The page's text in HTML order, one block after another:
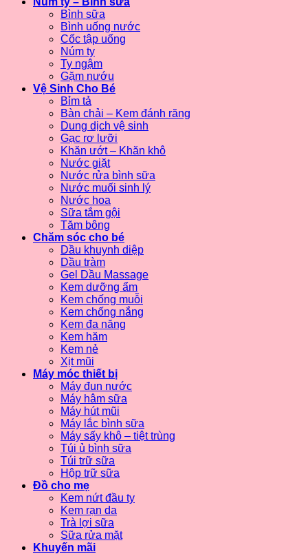
Bình sữa
Bình uống nước
Cốc tập uống
Núm ty
Ty ngậm
Gặm nướu
Vệ Sinh Cho Bé
Bỉm tả
Bàn chải – Kem đánh răng
Dung dịch vệ sinh
Gạc rơ lưỡi
Khăn ướt – Khăn khô
Nước giặt
Nước rửa bình sữa
Nước muối sinh lý
Nước hoa
Sữa tắm gội
Tăm bông
Chăm sóc cho bé
Dầu khuynh diệp
Dầu tràm
Gel Dầu Massage
Kem dưỡng ẩm
Kem chống muỗi
Kem chống nắng
Kem đa năng
Kem hăm
Kem nẻ
Xịt mũi
Máy móc thiết bị
Máy đun nước
Máy hâm sữa
Máy hút mũi
Máy lắc bình sữa
Máy sấy khô – tiệt trùng
Túi ủ bình sữa
Túi trữ sữa
Hộp trữ sữa
Đồ cho mẹ
Kem nứt đầu ty
Kem rạn da
Trà lợi sữa
Sữa rửa mặt
Khuyến mãi